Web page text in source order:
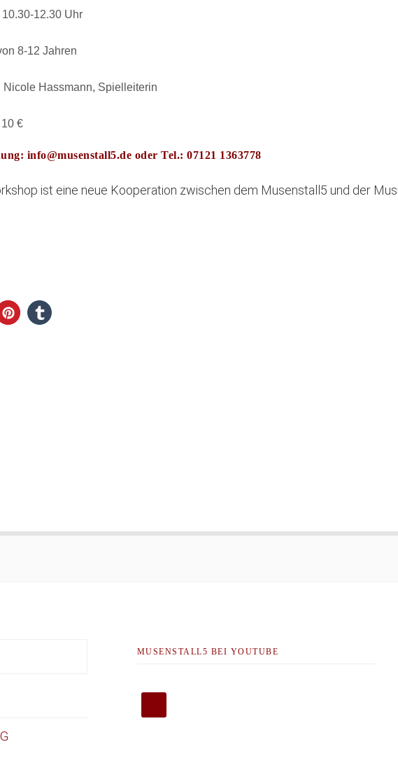
12.30 Uhr
8-12 Jahren
Nicole Hassmann, Spielleiterin
€
info@musenstall5.de oder Tel.: 07121 1363778
ist eine neue Kooperation zwischen dem Musenstall5 und der
MUSENSTALL5 BEI YOUTUBE